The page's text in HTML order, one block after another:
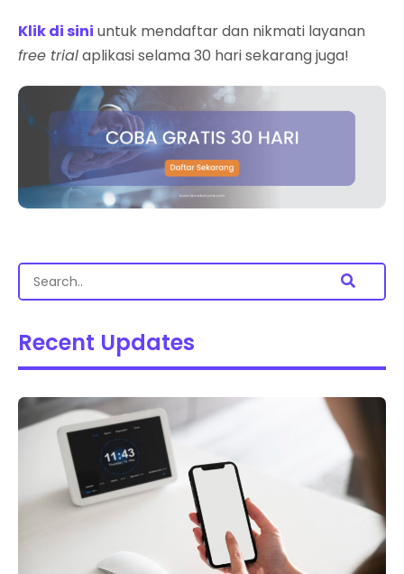
Klik di sini untuk mendaftar dan nikmati layanan
free trialaplikasi selama 30 hari sekarang juga!
Recent Updates